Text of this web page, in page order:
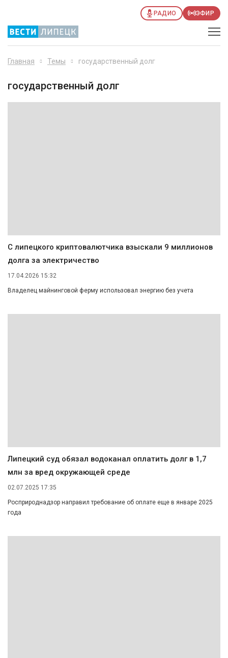
РАДИО ЭФИР
Главная Темы государственный долг
государственный долг
С липецкого криптовалютчика взыскали 9 миллионов
долга за электричество
17.04.2026 15:32
Владелец майнинговой ферму использовал энергию без учета
Липецкий суд обязал водоканал оплатить долг в 1,7
млн за вред окружающей среде
02.07.2025 17:35
Росприроднадзор направил требование об оплате еще в январе 2025
года